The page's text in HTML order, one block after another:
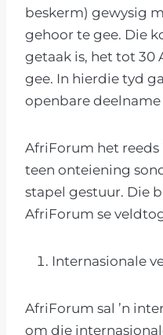
beskerm) gewysig
gehoor te gee. Die
getaak is, het tot 30
gee. In hierdie tyd
openbare deelname
AfriForum het reeds
teen onteiening
stapel gestuur. Die
AfriForum se
Internasionale
AfriForum sal ’n
om die